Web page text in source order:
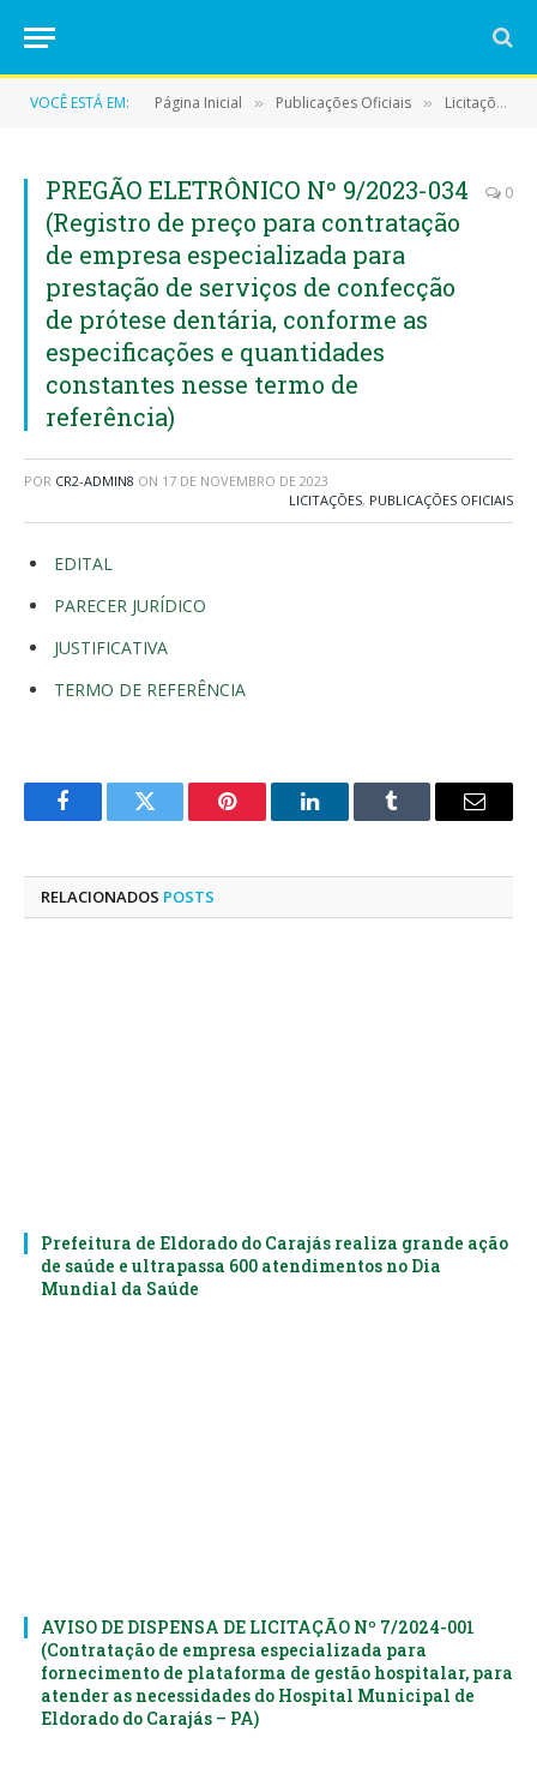
VOCÊ ESTÁ EM: Página Inicial » Publicações Oficiais » Licitações
PREGÃO ELETRÔNICO Nº 9/2023-034
(Registro de preço para contratação
de empresa especializada para
prestação de serviços de confecção
de prótese dentária, conforme as
especificações e quantidades
constantes nesse termo de
referência)
0
POR CR2-ADMIN8 ON 17 DE NOVEMBRO DE 2023
LICITAÇÕES, PUBLICAÇÕES OFICIAIS
EDITAL
PARECER JURÍDICO
JUSTIFICATIVA
TERMO DE REFERÊNCIA
FacebookTwitter Pinterest LinkedInTumblr
E-
RELACIONADOS POSTS
Prefeitura de Eldorado do Carajás realiza grande ação
de saúde e ultrapassa 600 atendimentos no Dia
Mundial da Saúde
AVISO DE DISPENSA DE LICITAÇÃO Nº 7/2024-001
(Contratação de empresa especializada para
fornecimento de plataforma de gestão hospitalar, para
atender as necessidades do Hospital Municipal de
Eldorado do Carajás – PA)